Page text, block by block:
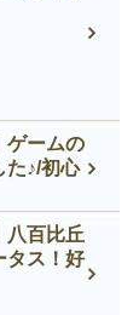
ゲームの
た♪/初心
八百比丘
タス！好